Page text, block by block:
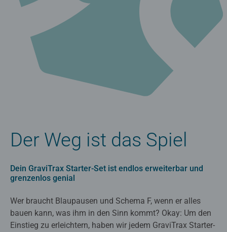
Der Weg ist das Spiel
Dein GraviTrax Starter-Set ist endlos erweiterbar und
grenzenlos genial
Wer braucht Blaupausen und Schema F, wenn er alles
bauen kann, was ihm in den Sinn kommt? Okay: Um den
Einstieg zu erleichtern, haben wir jedem GraviTrax Starter-